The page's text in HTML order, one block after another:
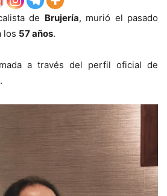
de Brujería, murió el pasado
los 57 años.
a través del perfil oficial de
.